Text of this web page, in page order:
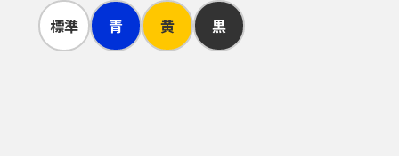
標準
青 黄 黒